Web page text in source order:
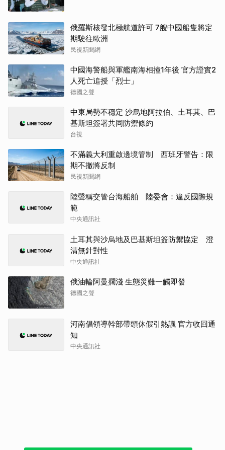
俄羅斯核發北極航道許可 7艘中國船隻將定
期駛往歐洲
民視新聞網
中國海警船與軍艦南海相撞1年後 官方證實2
人死亡追授「烈士」
德國之聲
中東局勢不穩定 沙烏地阿拉伯、土耳其、巴
基斯坦簽署共同防禦條約
台視
不滿義大利重啟邊境管制 西班牙警告：限
期不撤將反制
民視新聞網
陸聲稱交管台海船舶 陸委會：違反國際規
範
中央通訊社
土耳其與沙烏地及巴基斯坦簽防禦協定 澄
清無針對性
中央通訊社
俄油輪阿曼擱淺 生態災難一觸即發
德國之聲
河南倡領導幹部帶頭休假引熱議 官方收回通
知
中央通訊社